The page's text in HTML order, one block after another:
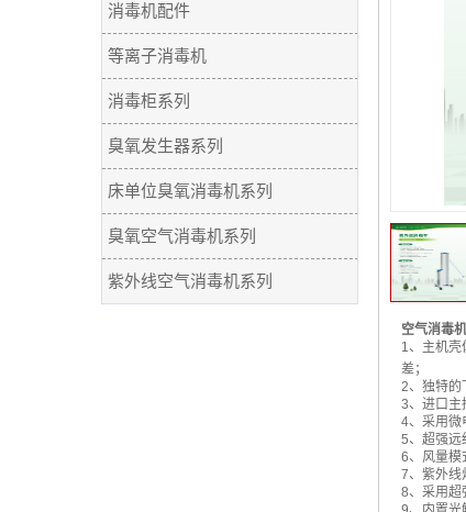
消毒机配件
等离子消毒机
消毒柜系列
臭氧发生器系列
床单位臭氧消毒机系列
臭氧空气消毒机系列
紫外线空气消毒机系列
空气消毒机
1、主机壳
差；
2、独特的
3、进口主
4、采用微
5、超强远
6、风量模
7、紫外线
8、采用超